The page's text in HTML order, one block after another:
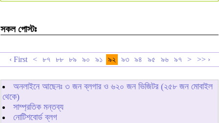
সকল পোস্টঃ
‹ First < ৮৭ ৮৮ ৮৯ ৯০ ৯১ ৯২ ৯৩ ৯৪ ৯৫ ৯৬ ৯৭ > >> ›
অনলাইনে আছেনঃ ৩ জন ব্লগার ও ৬২০ জন ভিজিটর (২৫৮ জন মোবাইল
থেকে)
সাম্প্রতিক মন্তব্য
নোটিশবোর্ড ব্লগ